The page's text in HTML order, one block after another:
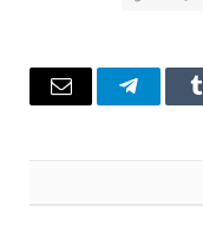
Tumblr تيلقرام البريد